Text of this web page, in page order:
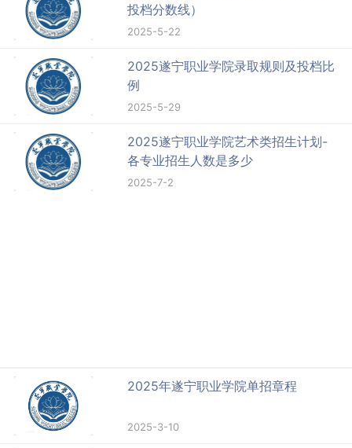
投档分数线）
2025-5-22
2025遂宁职业学院录取规则及投档比
例
2025-5-29
2025遂宁职业学院艺术类招生计划-
各专业招生人数是多少
2025-7-2
2025年遂宁职业学院单招章程
2025-3-10